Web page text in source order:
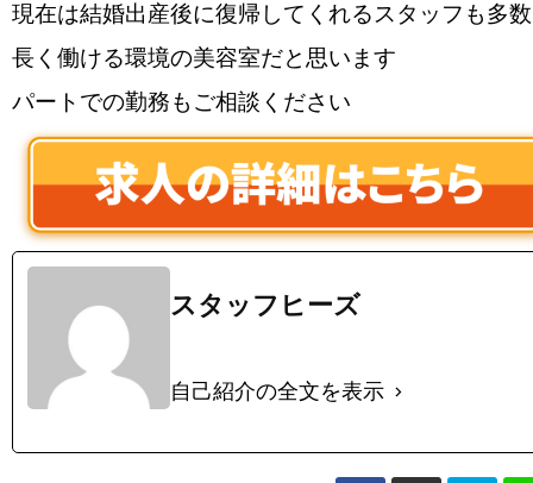
現在は結婚出産後に復帰してくれるスタッフも多
長く働ける環境の美容室だと思います
パートでの勤務もご相談ください
スタッフヒーズ
自己紹介の全文を表示